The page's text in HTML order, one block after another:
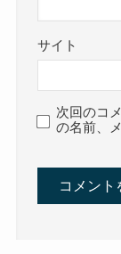
サイト
次回のコ
の名前、